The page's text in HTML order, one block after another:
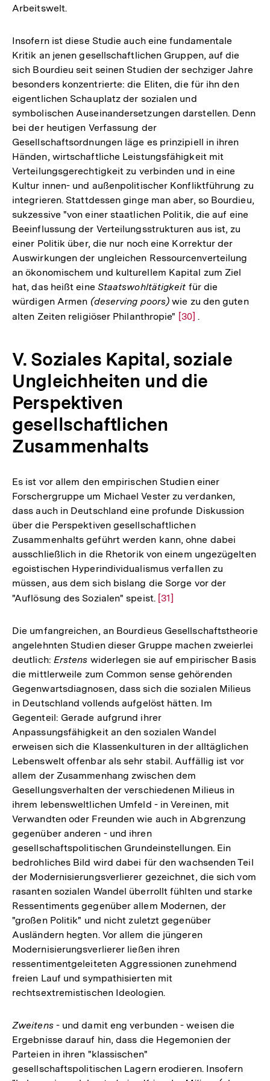
Arbeitswelt.
Insofern ist diese Studie auch eine fundamentale
Kritik an jenen gesellschaftlichen Gruppen, auf die
sich Bourdieu seit seinen Studien der sechziger Jahre
besonders konzentrierte: die Eliten, die für ihn den
eigentlichen Schauplatz der sozialen und
symbolischen Auseinandersetzungen darstellen. Denn
bei der heutigen Verfassung der
Gesellschaftsordnungen läge es prinzipiell in ihren
Händen, wirtschaftliche Leistungsfähigkeit mit
Verteilungsgerechtigkeit zu verbinden und in eine
Kultur innen- und außenpolitischer Konfliktführung zu
integrieren. Stattdessen ginge man aber, so Bourdieu,
sukzessive "von einer staatlichen Politik, die auf eine
Beeinflussung der Verteilungsstrukturen aus ist, zu
einer Politik über, die nur noch eine Korrektur der
Auswirkungen der ungleichen Ressourcenverteilung
an ökonomischem und kulturellem Kapital zum Ziel
hat, das heißt eine Staatswohltätigkeit für die
würdigen Armen (deserving poors) wie zu den guten
alten Zeiten religiöser Philanthropie" Zur
Fußnote
[30] .
V. Soziales Kapital, soziale
Ungleichheiten und die
Perspektiven
gesellschaftlichen
Zusammenhalts
Es ist vor allem den empirischen Studien einer
Forschergruppe um Michael Vester zu verdanken,
dass auch in Deutschland eine profunde Diskussion
über die Perspektiven gesellschaftlichen
Zusammenhalts geführt werden kann, ohne dabei
ausschließlich in die Rhetorik von einem ungezügelten
egoistischen Hyperindividualismus verfallen zu
müssen, aus dem sich bislang die Sorge vor der
"Auflösung des Sozialen" speist. Zur
der
Fußnote
[31]
Die umfangreichen, an Bourdieus Gesellschaftstheorie
angelehnten Studien dieser Gruppe machen zweierlei
deutlich: Erstens widerlegen sie auf empirischer Basis
die mittlerweile zum Common sense gehörenden
Gegenwartsdiagnosen, dass sich die sozialen Milieus
in Deutschland vollends aufgelöst hätten. Im
Gegenteil: Gerade aufgrund ihrer
Anpassungsfähigkeit an den sozialen Wandel
erweisen sich die Klassenkulturen in der alltäglichen
Lebenswelt offenbar als sehr stabil. Auffällig ist vor
allem der Zusammenhang zwischen dem
Gesellungsverhalten der verschiedenen Milieus in
ihrem lebensweltlichen Umfeld - in Vereinen, mit
Verwandten oder Freunden wie auch in Abgrenzung
gegenüber anderen - und ihren
gesellschaftspolitischen Grundeinstellungen. Ein
bedrohliches Bild wird dabei für den wachsenden Teil
der Modernisierungsverlierer gezeichnet, die sich vom
rasanten sozialen Wandel überrollt fühlten und starke
Ressentiments gegenüber allem Modernen, der
"großen Politik" und nicht zuletzt gegenüber
Ausländern hegten. Vor allem die jüngeren
Modernisierungsverlierer ließen ihren
ressentimentgeleiteten Aggressionen zunehmend
freien Lauf und sympathisierten mit
rechtsextremistischen Ideologien.
Zweitens- und damit eng verbunden - weisen die
Ergebnisse darauf hin, dass die Hegemonien der
Parteien in ihren "klassischen"
gesellschaftspolitischen Lagern erodieren. InsofernZum